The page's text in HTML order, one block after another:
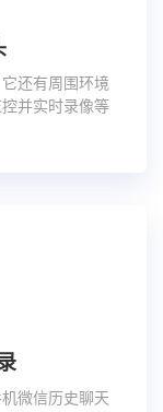
还有周围环境
并实时录像等
微信历史聊天